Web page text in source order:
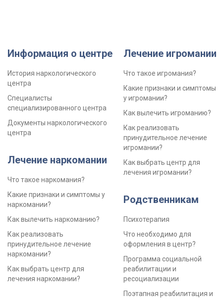
Информация о центре
История наркологического
центра
Специалисты
специализированного центра
Документы наркологического
центра
Лечение наркомании
Что такое наркомания?
Какие признаки и симптомы у
наркомании?
Как вылечить наркоманию?
Как реализовать
принудительное лечение
наркомании?
Как выбрать центр для
лечения наркомании?
Лечение игромании
Что такое игромания?
Какие признаки и симптомы
у игромании?
Как вылечить игроманию?
Как реализовать
принудительное лечение
игромании?
Как выбрать центр для
лечения игромании?
Родственникам
Психотерапия
Что необходимо для
оформления в центр?
Программа социальной
реабилитации и
ресоциализации
Поэтапная реабилитация и